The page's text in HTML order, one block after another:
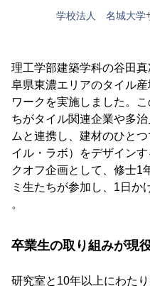
学校法人 名城大学
理工学部建築学科の谷田
阜県東濃エリアのタイル
ワークを実施しました。
ちがタイル関連企業や多
ムと連携し、建材のひと
イル・ラボ）をデザイン
クオフ企画として、修士1
ミ生たちが参加し、1日か
。
卒業生の取り組みが現
研究室と10年以上にわた